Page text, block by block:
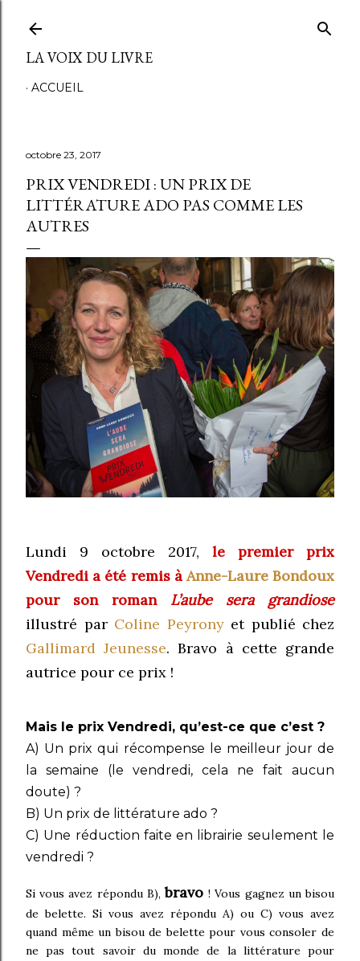
LA VOIX DU LIVRE
ACCUEIL
octobre 23, 2017
PRIX VENDREDI : UN PRIX DE
LITTÉRATURE ADO PAS COMME LES
AUTRES
Lundi 9 octobre 2017, le premier prix
Vendredi a été remis à Anne-Laure Bondoux
pour son roman L’aube sera grandiose
illustré par Coline Peyronyet publié chez
Gallimard Jeunesse. Bravo à cette grande
autrice pour ce prix !
Mais le prix Vendredi, qu’est-ce que c’est ?
A) Un prix qui récompense le meilleur jour de
la semaine (le vendredi, cela ne fait aucun
doute) ?
B) Un prix de littérature ado ?
C) Une réduction faite en librairie seulement le
vendredi ?
Si vous avez répondu B), bravo! Vous gagnez un bisou
de belette. Si vous avez répondu A) ou C) vous avez
quand même un bisou de belette pour vous consoler de
ne pas tout savoir du monde de la littérature pour